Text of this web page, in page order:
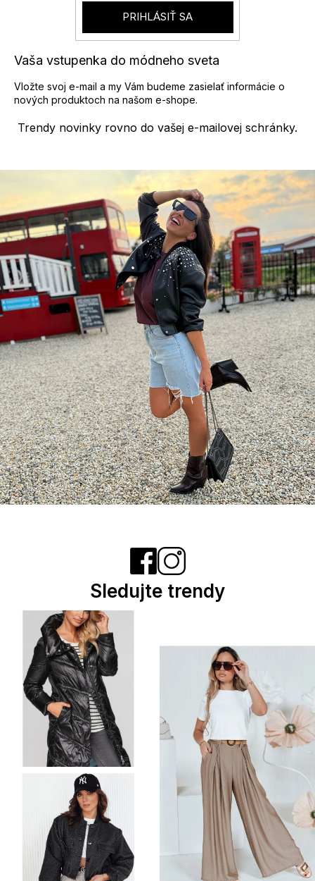
s
u
Trendy novinky rovno do vašej e-mailovej schránky.
Vaša vstupenka do módneho sveta
Vložte svoj e-mail a my Vám budeme zasielať informácie o
nových produktoch na našom e-shope.
PRIHLÁSIŤ SA